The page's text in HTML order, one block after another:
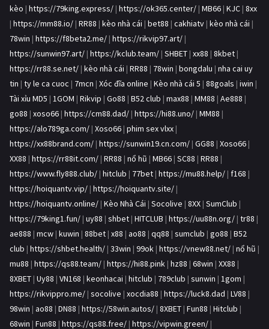
kèo | https://79king.express/ | https://ok365.center/ | MB66 | KJC | 8xx
| https://mm88.io/ | RR88 | kèo nhà cái | bet88 | cakhiatv | kèo nhà cái |
78win | https://f8beta2.me/ | https://rikvip97.art/ |
https://sunwin97.art/ | https://kclub.team/ | SHBET | xx88 | 8kbet |
https://rr88.se.net/ | kèo nhà cái | RR88 | 78win | bongdalu | nha cai uy
tin | ty le ca cuoc | 7mcn | Xóc đĩa online | Kèo nhà cái 5 | 88goals | iwin |
Tài xỉu MD5 | 1GOM | Rikvip | Go88 | B52 club | max88 | MM88 | Ae888 |
go88 | xoso66 | https://cm88.dad/ | https://hi88.uno/ | MM88 |
https://alo789ga.com/ | Xoso66 | phim sex vlxx |
https://xx88brand.com/ | https://sunwin19.cn.com/ | GG88 | Xoso66 |
XX88 | https://rr88it.com/ | RR88 | nổ hũ | MB66 | SC88 | RR88 |
https://www.fly888.club/ | hitclub | 77bet | https://mu88.help/ | f168 |
https://hoiquantv.vip/ | https://hoiquantv.site/ |
https://hoiquantv.online/ | Kèo Nhà Cái | Socolive | 8XX | SumClub |
https://79king1.fun/ | uy88 | shbet | HITCLUB | https://uu88n.org/ | tr88 |
ae888 | mcw | kuwin | 88bet | x88 | ao88 | qq88 | sumclub | go88 | B52
club | https://shbet.health/ | 33win | 99ok | https://vnew88.net/ | nổ hũ |
mu88 | https://qs88.team/ | https://hi88.pink | hz88 | 68win | XX88 |
8XBET | Uy88 | VN168 | keonhacai | hitclub | 789club | sunwin | 1gom |
https://rikvippro.me/ | socolive | xocdia88 | https://luck8.dad | LV88 |
98win | ao88 | DN88 | https://58win.autos/ | 8XBET | Fun88 | Hitclub |
68win | Fun88 | https://qs88.free/ | https://vipwin.green/ |